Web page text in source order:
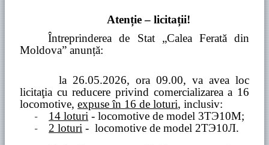
Atenție – licitații!
Întreprinderea de Stat „Calea Ferată din
Moldova” anunță:
la 26.05.2026, ora 09.00, va avea loc
licitaţia cu reducere privind comercializarea a 16
locomotive, expuse în 16 de loturi, inclusiv:
- 14 loturi - locomotive de model 3ТЭ10М;
- 2 loturi - locomotive de model 2ТЭ10Л.